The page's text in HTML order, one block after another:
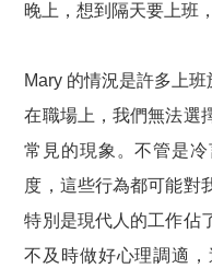
晚上，想到隔天要上
Mary 的情況是許多上班
在職場上，我們無法選
常見的現象。不管是
度，這些行為都可能對
特別是現代人的工作佔
不及時做好心理調適